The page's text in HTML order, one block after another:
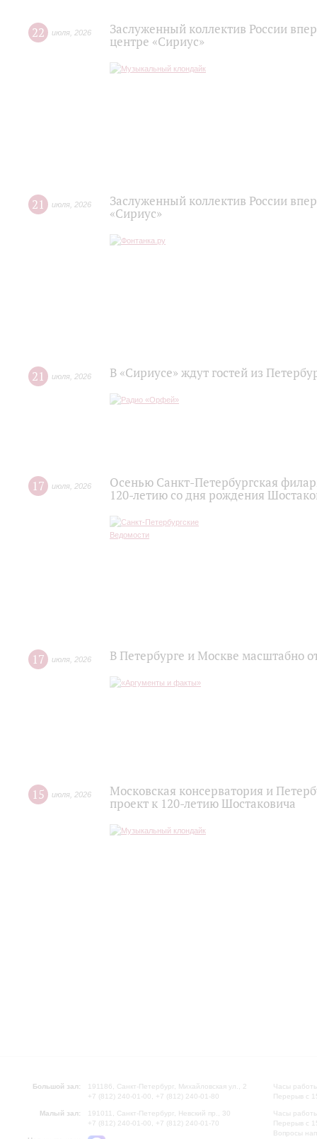
22 июля 2026
Заслуженный коллектив России
центре «Сириус»
21 июля 2026
Заслуженный коллектив России
«Сириус»
21 июля 2026 В «Сириусе» ждут гостей из
17 июля 2026
Осенью Санкт-Петербургская
120‑летию со дня рождения
17 июля 2026 В Петербурге и Москве масштабно
15 июля 2026
Московская консерватория и
проект к 120-летию Шостаковича
Большой зал:
191186, Санкт-Петербург, Михайловская ул., 2
+7 (812) 240-01-00, +7 (812) 240-01-80
Малый зал:
191011, Санкт-Петербург, Невский пр., 30
+7 (812) 240-01-00, +7 (812) 240-01-70
Часы
Перерыв с
Часы
Перерыв с
Вопросы